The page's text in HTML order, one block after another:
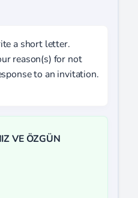
a short letter.
reason(s) for not
to an invitation.
VE ÖZGÜN